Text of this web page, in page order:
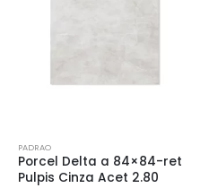
PADRAO
Porcel Delta a 84×84-ret
Pulpis Cinza Acet 2.80